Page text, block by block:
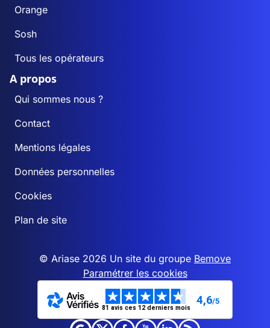
Orange
Sosh
Tous les opérateurs
A propos
Qui sommes nous ?
Contact
Mentions légales
Données personnelles
Cookies
Plan de site
© Ariase 2026 Un site du groupe Bemove
Paramétrer les cookies
81 avis ces 12 derniers mois
4,6/5